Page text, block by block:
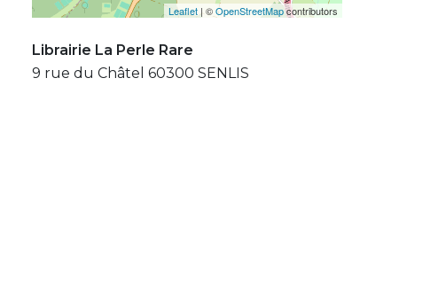
Leaflet| ©OpenStreetMapcontributors
Librairie La Perle Rare
9 rue du Châtel 60300 SENLIS